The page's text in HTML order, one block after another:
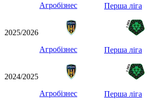
Агробізнес
Перша ліга
2025/2026
Агробізнес
Перша ліга
2024/2025
Агробізнес
Перша ліга